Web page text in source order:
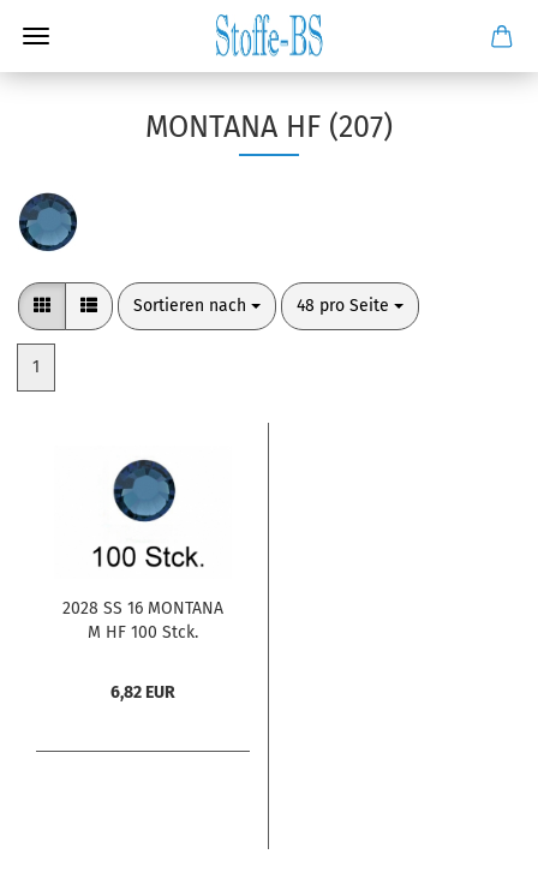
MONTANA HF (207)
Sortieren nach
Sortieren nach 48 pro Seite
pro Seite
1
2028 SS 16 MONTANA
M HF 100 Stck.
6,82 EUR